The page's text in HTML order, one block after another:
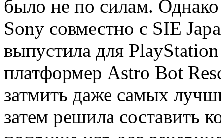
было не по силам.
Sony совместно с SIE
выпустила для
платформер Astro Bot
затмить даже самых
затем решила составить